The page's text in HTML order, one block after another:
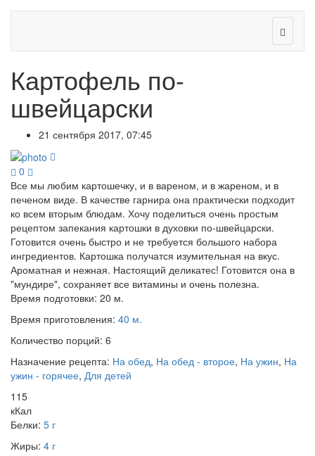
Картофель по-
швейцарски
21 сентября 2017, 07:45
0
Все мы любим картошечку, и в вареном, и в жареном, и в
печеном виде. В качестве гарнира она практически подходит
ко всем вторым блюдам. Хочу поделиться очень простым
рецептом запекания картошки в духовки по-швейцарски.
Готовится очень быстро и не требуется большого набора
ингредиентов. Картошка получатся изумительная на вкус.
Ароматная и нежная. Настоящий деликатес! Готовится она в
"мундире", сохраняет все витамины и очень полезна.
Время подготовки: 20 м.
Время приготовления: 40 м.
Количество порций: 6
Назначение рецепта: На обед, На обед - второе, На ужин, На
ужин - горячее, Для детей
115
кКал
Белки: 5 г
Жиры: 4 г